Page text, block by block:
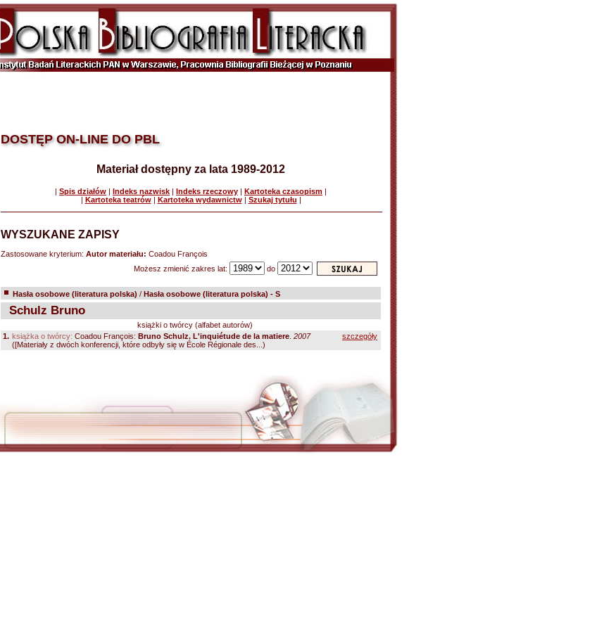
DOSTĘP ON-LINE DO PBL
Materiał dostępny za lata 1989-2012
| Spis działów | Indeks nazwisk | Indeks rzeczowy | Kartoteka czasopism |
| Kartoteka teatrów| Kartoteka wydawnictw| Szukaj tytułu |
WYSZUKANE ZAPISY
Zastosowane kryterium: Autor materiału: Coadou François
Możesz zmienić zakres lat:
do
Hasła osobowe (literatura polska) / Hasła osobowe (literatura polska) - S
Schulz Bruno
książki o twórcy (alfabet autorów)
1. książka o twórcy: Coadou François: Bruno Schulz. L'inquiétude de la matiere 2007
([Materiały z dwóch konferencji, które odbyły się w École Régionale des...)
szczegóły